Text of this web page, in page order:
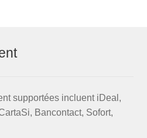
supportées incluent iDeal,
Bancontact, Sofort,